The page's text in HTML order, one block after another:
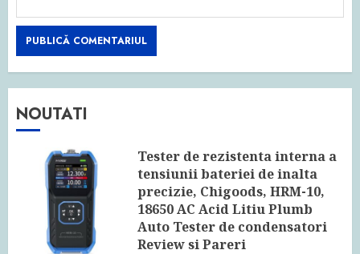
NOUTATI
Tester de rezistenta interna a
tensiunii bateriei de inalta
precizie, Chigoods, HRM-10,
18650 AC Acid Litiu Plumb
Auto Tester de condensatori
Review si Pareri